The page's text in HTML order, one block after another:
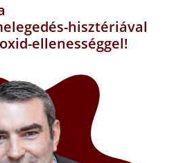
hisztériával
ellenességgel!